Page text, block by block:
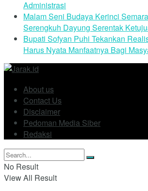
Administrasi
Malam Seni Budaya Kerinci
Serengkuh Dayung Serentak
Bupati Sofyan Puhi Tekankan
Harus Nyata Manfaatnya Bagi
About us
Contact Us
Disclaimer
Pedoman Media Siber
Redaksi
No Result
View All Result